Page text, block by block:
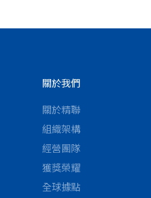
關於我們
關於精聯
組織架構
經營團隊
獲獎榮耀
全球據點